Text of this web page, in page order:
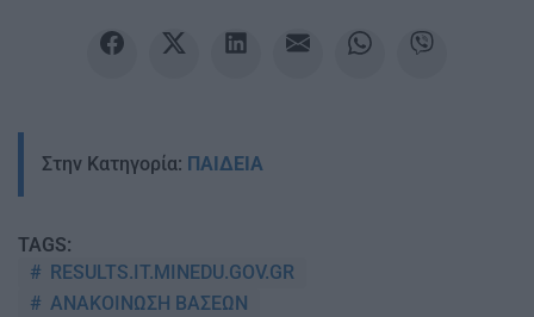
Στην Κατηγορία: ΠΑΙΔΕΙΑ
TAGS:
RESULTS.IT.MINEDU.GOV.GR
ΑΝΑΚΟΙΝΩΣΗ ΒΑΣΕΩΝ